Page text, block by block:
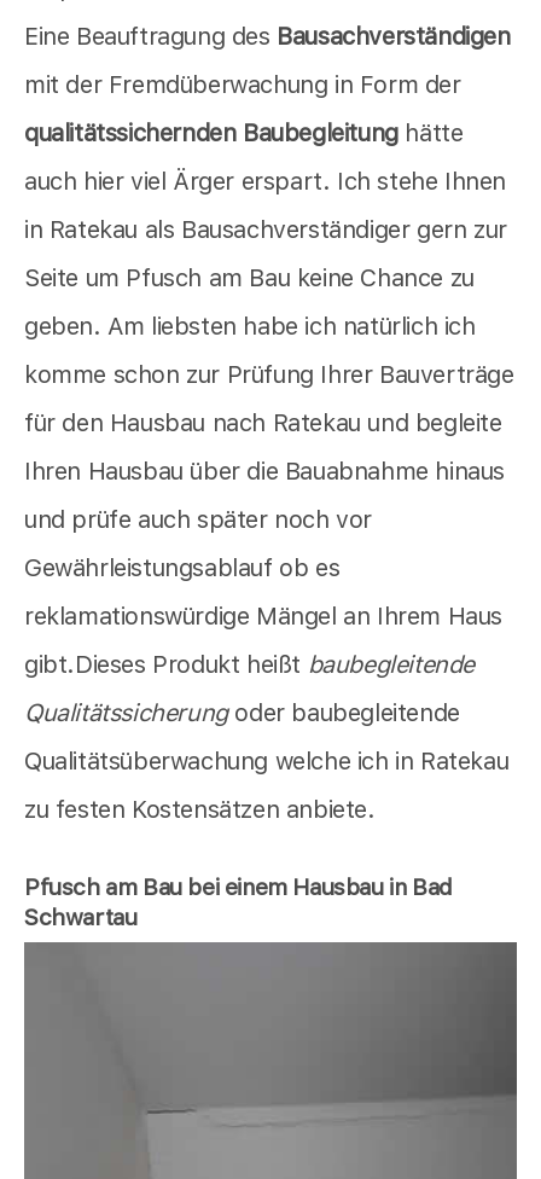
Eine Beauftragung des Bausachverständigen
mit der Fremdüberwachung in Form der
qualitätssichernden Baubegleitunghätte
auch hier viel Ärger erspart. Ich stehe Ihnen
in Ratekau als Bausachverständiger gern zur
Seite um Pfusch am Bau keine Chance zu
geben. Am liebsten habe ich natürlich ich
komme schon zur Prüfung Ihrer Bauverträge
für den Hausbau nach Ratekau und begleite
Ihren Hausbau über die Bauabnahme hinaus
und prüfe auch später noch vor
Gewährleistungsablauf ob es
reklamationswürdige Mängel an Ihrem Haus
gibt.Dieses Produkt heißt baubegleitende
Qualitätssicherung oder baubegleitende
Qualitätsüberwachung welche ich in Ratekau
zu festen Kostensätzen anbiete.
Pfusch am Bau bei einem Hausbau in Bad
Schwartau